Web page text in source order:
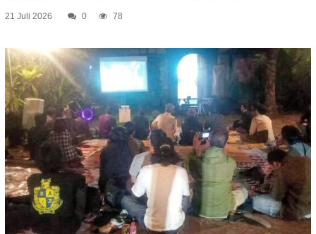
21 Juli 2026 0 78